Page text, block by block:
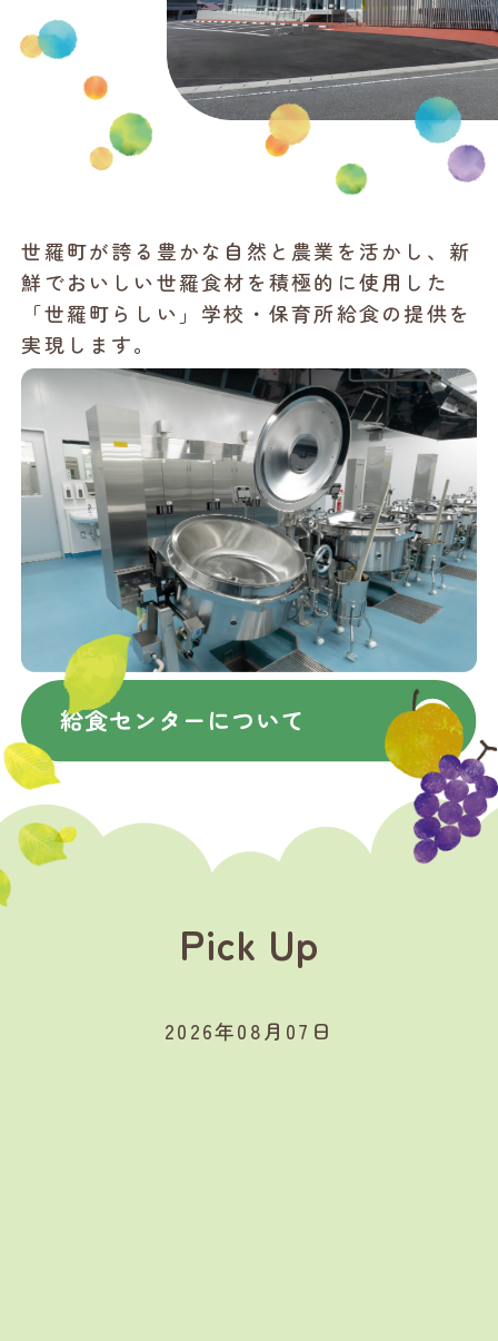
世羅町が誇る豊かな自然と農業を活かし、新
鮮でおいしい世羅食材を積極的に使用した
「世羅町らしい」学校・保育所給食の提供を
実現します。
Pick Up
2026年08月07日